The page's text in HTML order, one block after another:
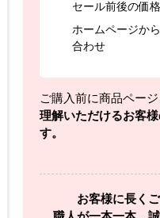
セール前後の価
ホームページか
合わせ
ご購入前に商品ペー
理解いただけるお客
す。
お客様に長く